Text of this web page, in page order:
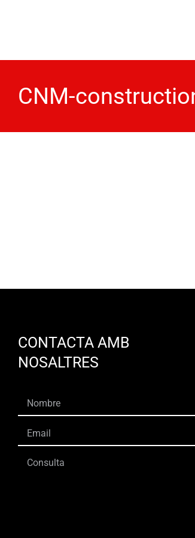
CNM-
CONTACTA AMB
NOSALTRES